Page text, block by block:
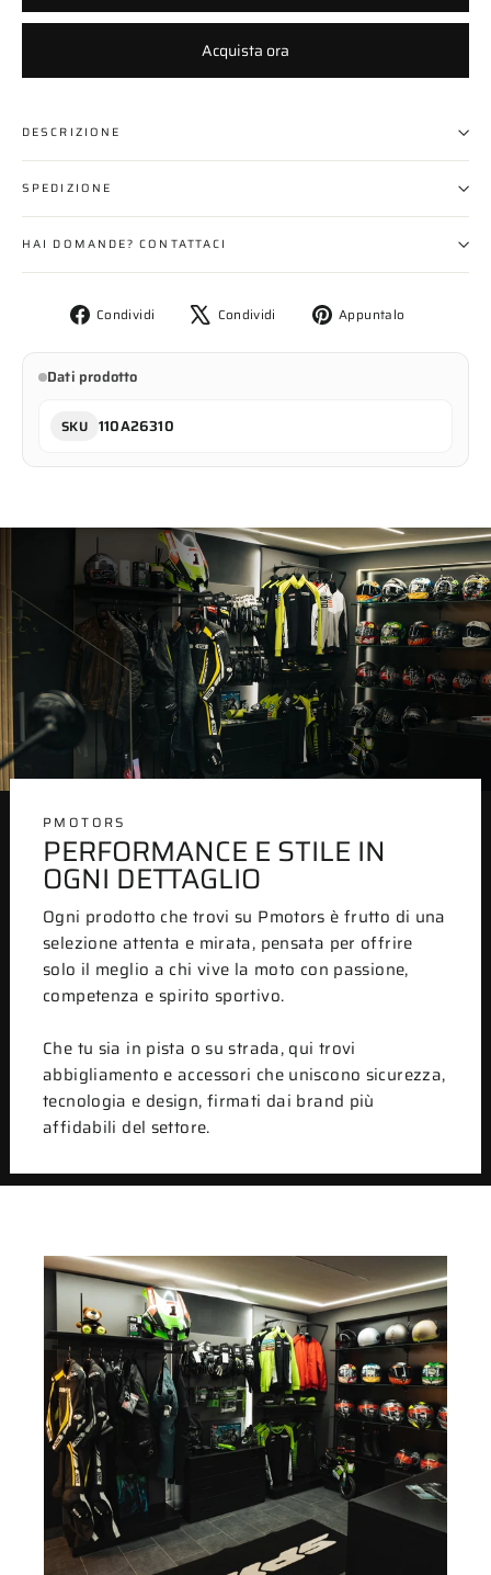
Acquista ora
DESCRIZIONE
SPEDIZIONE
HAI DOMANDE? CONTATTACI
Condividi
Condividi
Facebook
Condividi
Twitta
X
Appuntalo
pin
Dati prodotto
SKU 110A26310
PMOTORS
PERFORMANCE E STILE IN
OGNI DETTAGLIO
Ogni prodotto che trovi su Pmotors è frutto di una
selezione attenta e mirata, pensata per offrire
solo il meglio a chi vive la moto con passione,
competenza e spirito sportivo.
Che tu sia in pista o su strada, qui trovi
abbigliamento e accessori che uniscono sicurezza,
tecnologia e design, firmati dai brand più
affidabili del settore.